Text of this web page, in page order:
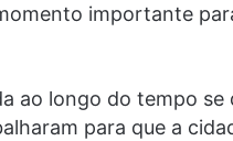
importante
ao longo do tempo
para que a